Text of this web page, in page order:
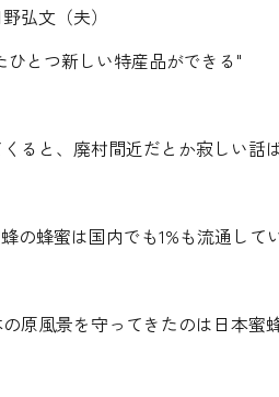
弘文（夫）
とつ新しい特産品ができる"
ると、廃村間近だとか寂しい話
の蜂蜜は国内でも1%も流通し
原風景を守ってきたのは日本蜜